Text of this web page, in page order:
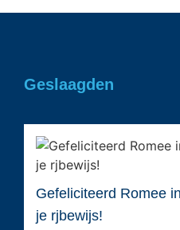
Geslaagden
Gefeliciteerd Romee
je rjbewijs!